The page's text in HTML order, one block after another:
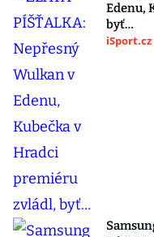
Edenu,
byť…
iSport.cz